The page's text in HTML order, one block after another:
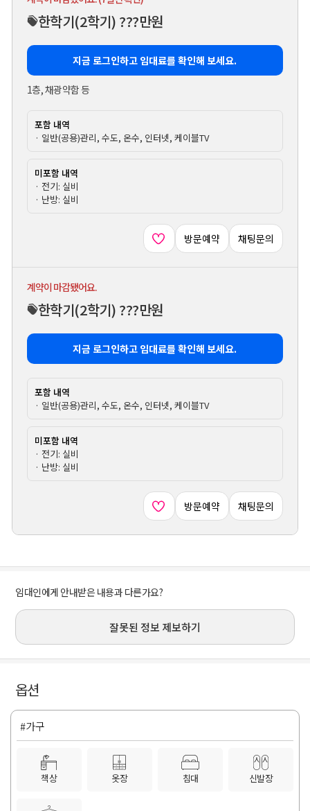
한학기(2학기) ???만원
지금 로그인하고 임대료를 확인해 보세요.
1층, 채광약함 등
포함 내역
· 일반(공용)관리, 수도, 온수, 인터넷, 케이블TV
미포함 내역
· 전기: 실비
· 난방: 실비
방문예약 채팅문의
계약이 마감됐어요.
한학기(2학기) ???만원
지금 로그인하고 임대료를 확인해 보세요.
포함 내역
· 일반(공용)관리, 수도, 온수, 인터넷, 케이블TV
미포함 내역
· 전기: 실비
· 난방: 실비
방문예약 채팅문의
임대인에게 안내받은 내용과 다른가요?
잘못된 정보 제보하기
옵션
#가구
책상 옷장 침대 신발장